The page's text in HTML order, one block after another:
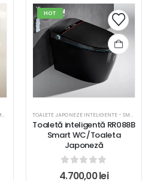
TOALETE JAPONEZE INTELIGENTE - SMART WC
HOT
TOALETE JAPONEZE INTELIGENTE - SMART WC
Toaletă inteligentă RR088B
Smart WC/Toaleta
Japoneză
0 out of 5
4.700,00lei